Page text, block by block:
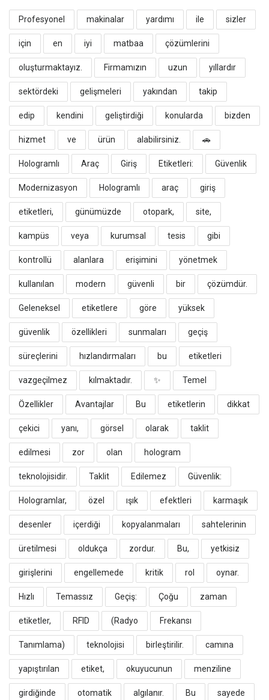
Profesyonel makinalar yardımı ile sizler
için en iyi matbaa çözümlerini
oluşturmaktayız. Firmamızın uzun yıllardır
sektördeki gelişmeleri yakından takip
edip kendini geliştirdiği konularda bizden
hizmet ve ürün alabilirsiniz. 🚗
Hologramlı Araç Giriş Etiketleri: Güvenlik
Modernizasyon ​Hologramlı araç giriş
etiketleri, günümüzde otopark, site,
kampüs veya kurumsal tesis gibi
kontrollü alanlara erişimini yönetmek
kullanılan modern güvenli bir çözümdür.
Geleneksel etiketlere göre yüksek
güvenlik özellikleri sunmaları geçiş
süreçlerini hızlandırmaları bu etiketleri
vazgeçilmez kılmaktadır. ​✨ Temel
Özellikler Avantajlar ​Bu etiketlerin dikkat
çekici yanı, görsel olarak taklit
edilmesi zor olan hologram
teknolojisidir. ​Taklit Edilemez Güvenlik:
Hologramlar, özel ışık efektleri karmaşık
desenler içerdiği kopyalanmaları sahtelerinin
üretilmesi oldukça zordur. Bu, yetkisiz
girişlerini engellemede kritik rol oynar.
​Hızlı Temassız Geçiş: Çoğu zaman
etiketler, RFID (Radyo Frekansı
Tanımlama) teknolojisi birleştirilir. camına
yapıştırılan etiket, okuyucunun menziline
girdiğinde otomatik algılanır. Bu sayede